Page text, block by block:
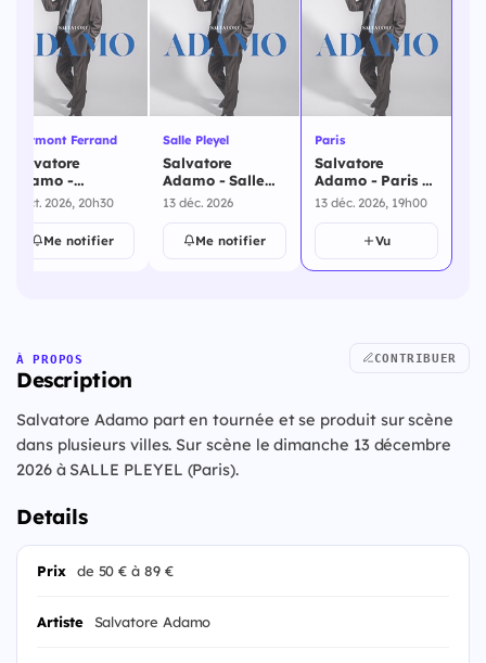
Clermont Ferrand
Salvatore
Adamo -
Clermont
Ferrand - 7
octobre 2026
7 oct. 2026, 20h30
Me notifier
Salle Pleyel
Salvatore
Adamo - Salle
Pleyel - 13
13 déc. 2026
Me notifier
Paris
Salvatore
Adamo - Paris -
13 décembre
13 déc. 2026, 19h00
Vu
À PROPOS
Description
CONTRIBUER
Salvatore Adamo part en tournée et se produit sur scène
dans plusieurs villes. Sur scène le dimanche 13 décembre
2026 à SALLE PLEYEL (Paris).
Details
Prix de 50 € à 89 €
Artiste Salvatore Adamo